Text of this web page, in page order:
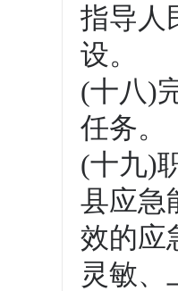
指导人
设。
(十八)
任务。
(十九)
县应急
效的应
灵敏、